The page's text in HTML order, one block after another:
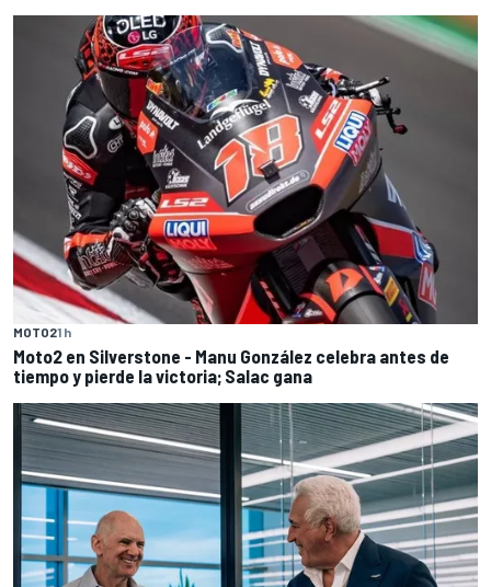
MOTO21 h
Moto2 en Silverstone - Manu González celebra antes de
tiempo y pierde la victoria; Salac gana